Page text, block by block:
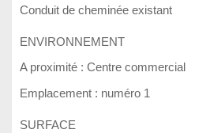
Conduit de cheminée existant
ENVIRONNEMENT
A proximité : Centre commercial
Emplacement : numéro 1
SURFACE